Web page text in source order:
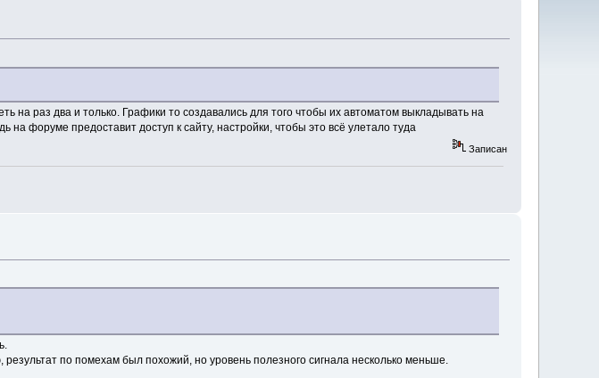
на раз два и только. Графики то создавались для того чтобы их автоматом выкладывать на
на форуме предоставит доступ к сайту, настройки, чтобы это всё улетало туда
Записан
по помехам был похожий, но уровень полезного сигнала несколько меньше.